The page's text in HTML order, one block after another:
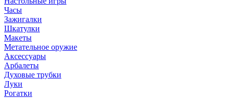
Часы
Зажигалки
Шкатулки
Макеты
Метательное оружие
Аксессуары
Арбалеты
Духовые трубки
Луки
Рогатки